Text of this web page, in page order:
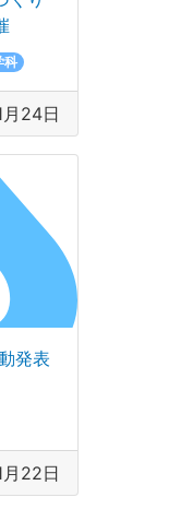
科
24日
発表
22日